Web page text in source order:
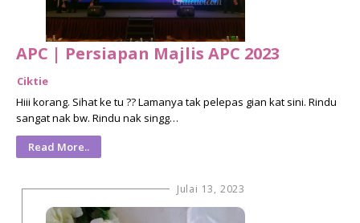
APC | Persiapan Majlis APC 2023
Ciktie
Hiii korang. Sihat ke tu ?? Lamanya tak pelepas gian kat sini. Rindu
sangat nak bw. Rindu nak singg…
Read More..
Julai 13, 2023